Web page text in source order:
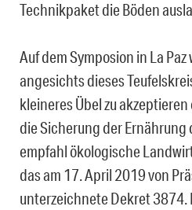
Technikpaket die Böden
Auf dem Symposion in La
angesichts dieses
kleineres Übel zu
die Sicherung der Ernährung
empfahl ökologische
das am 17. April 2019 von
unterzeichnete Dekret 3874.